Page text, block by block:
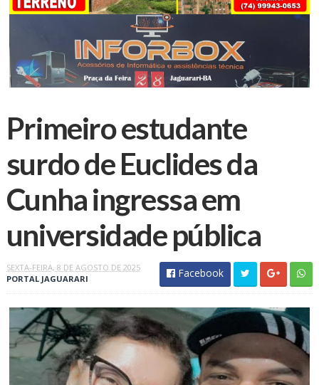
Primeiro estudante
surdo de Euclides da
Cunha ingressa em
universidade pública
SEXTA-FEIRA, 8 DE AGOSTO DE 2025
PORTAL JAGUARARI
Facebook